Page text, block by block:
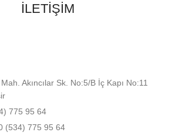
İLETİŞİM
Akıncılar Sk. No:5/B İç Kapı No:11
775 95 64
(534) 775 95 64